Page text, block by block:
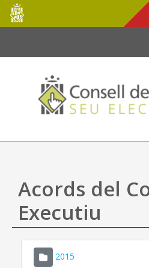
Salta al contingut principal
Consell
de
Mallorca
Acords del
Executiu
2015